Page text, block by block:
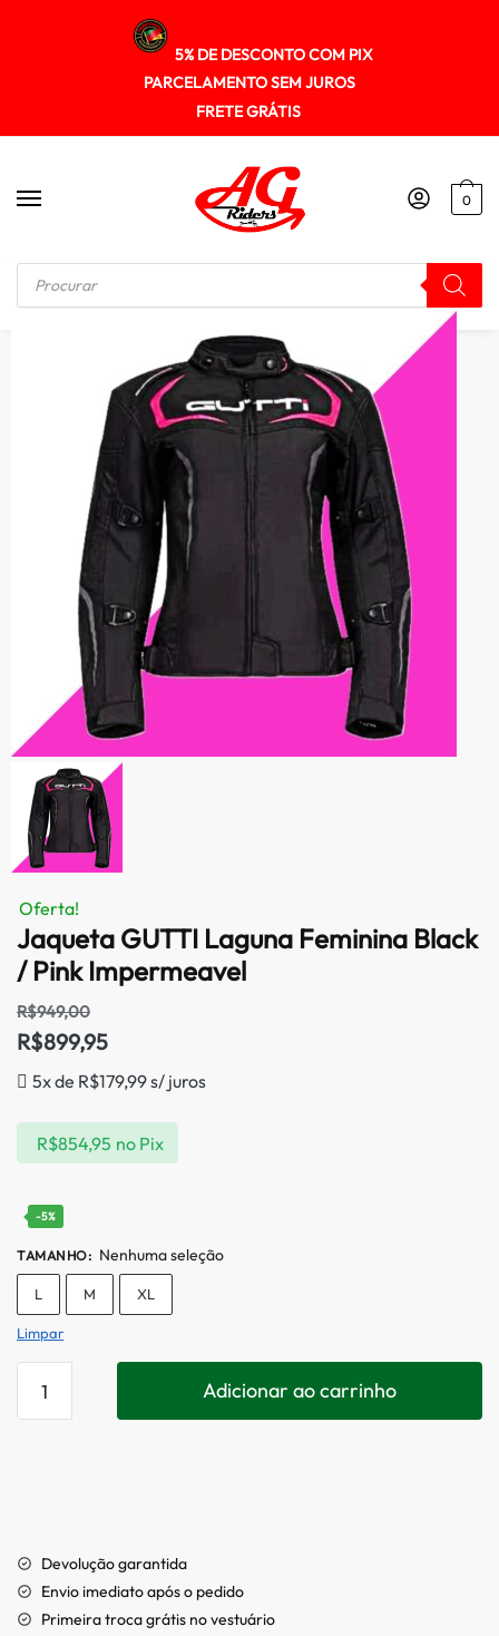
5% DE DESCONTO COM PIX
PARCELAMENTO SEM JUROS
FRETE GRÁTIS
0
Início / JAQUETA Jaqueta GUTTI Laguna Feminina Black / Pink Impermeavel
Oferta!
Jaqueta GUTTI Laguna Feminina Black
/ Pink Impermeavel
R$949,00
R$899,95
5x de R$179,99s/ juros
R$854,95 no Pix
-5%
TAMANHO: Nenhuma seleção
L M XL
Limpar
Adicionar ao carrinho
Devolução garantida
Envio imediato após o pedido
Primeira troca grátis no vestuário